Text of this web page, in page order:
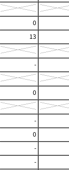
0
13
-
0
-
0
-
-